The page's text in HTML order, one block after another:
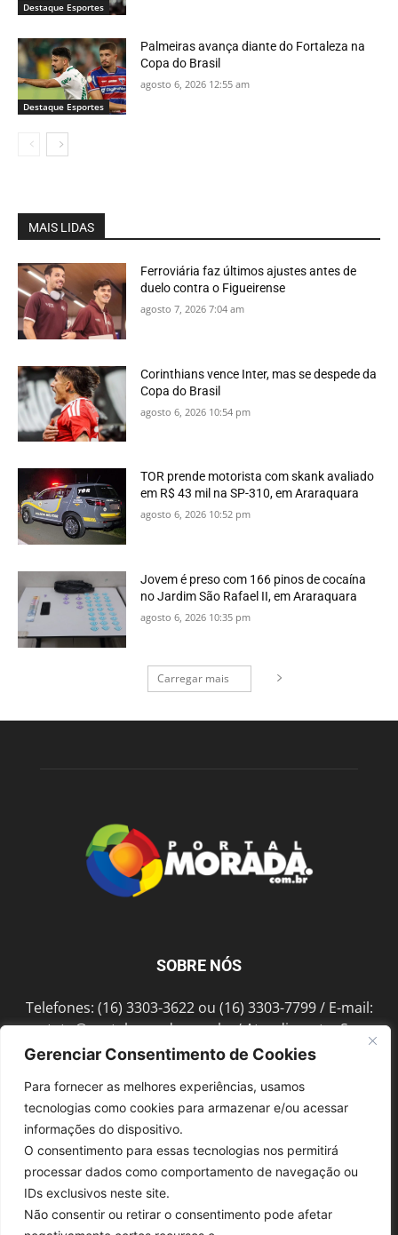
Gerenciar Consentimento de Cookies
Para fornecer as melhores experiências, usamos
tecnologias como cookies para armazenar e/ou acessar
informações do dispositivo.
O consentimento para essas tecnologias nos permitirá
processar dados como comportamento de navegação ou
IDs exclusivos neste site.
Não consentir ou retirar o consentimento pode afetar
Destaque Esportes
Destaque Esportes
Palmeiras avança diante do Fortaleza na
Copa do Brasil
agosto 6, 2026 12:55 am
MAIS LIDAS
Ferroviária faz últimos ajustes antes de
duelo contra o Figueirense
agosto 7, 2026 7:04 am
Corinthians vence Inter, mas se despede da
Copa do Brasil
agosto 6, 2026 10:54 pm
TOR prende motorista com skank avaliado
em R$ 43 mil na SP-310, em Araraquara
agosto 6, 2026 10:52 pm
Jovem é preso com 166 pinos de cocaína
no Jardim São Rafael II, em Araraquara
agosto 6, 2026 10:35 pm
Carregar mais
SOBRE NÓS
Telefones: (16) 3303-3622 ou (16) 3303-7799 / E-mail:
contato@portalmorada.com.br/ Atendimento: Seg a
Sex das 8h às 18h / Endereço: Av. Bento de Abreu, 889
SIGA-NOS